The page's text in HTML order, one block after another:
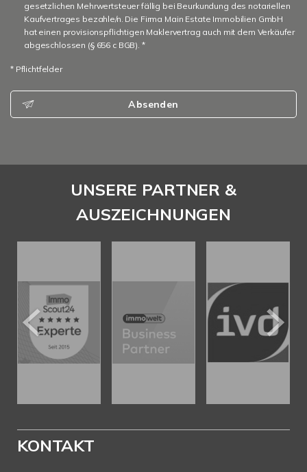
gesetzlichen Mehrwertsteuer fällig bei Beurkundung des notariellen
Kaufvertrages bezahle/n. Die Firma Main Estate Immobilien GmbH
hat einen provisionspflichtigen Maklervertrag auch mit dem Verkäufer
abgeschlossen (§ 656 c BGB). *
* Pflichtfelder
Absenden
UNSERE PARTNER &
AUSZEICHNUNGEN
KONTAKT